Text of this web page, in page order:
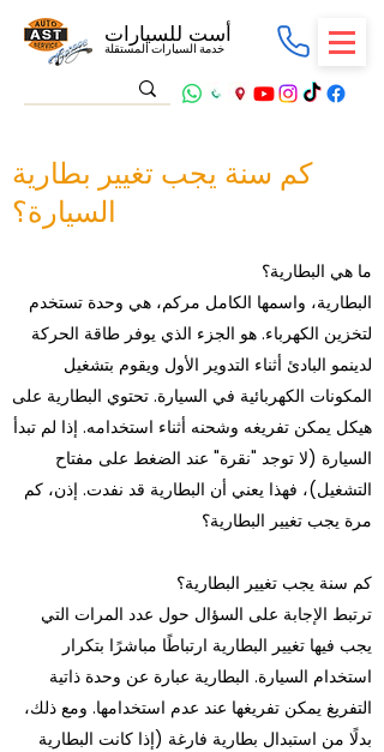
أست للسيارات
خدمة السيارات المستقلة
كم سنة يجب تغيير بطارية
السيارة؟
ما هي البطارية؟
البطارية، واسمها الكامل مركم، هي وحدة تستخدم
لتخزين الكهرباء. هو الجزء الذي يوفر طاقة الحركة
لدينمو البادئ أثناء التدوير الأول ويقوم بتشغيل
المكونات الكهربائية في السيارة. تحتوي البطارية على
هيكل يمكن تفريغه وشحنه أثناء استخدامه. إذا لم تبدأ
السيارة (لا توجد "نقرة" عند الضغط على مفتاح
التشغيل)، فهذا يعني أن البطارية قد نفدت. إذن، كم
مرة يجب تغيير البطارية؟
كم سنة يجب تغيير البطارية؟
ترتبط الإجابة على السؤال حول عدد المرات التي
يجب فيها تغيير البطارية ارتباطًا مباشرًا بتكرار
استخدام السيارة. البطارية عبارة عن وحدة ذاتية
التفريغ يمكن تفريغها عند عدم استخدامها. ومع ذلك،
بدلًا من استبدال بطارية فارغة (إذا كانت البطارية